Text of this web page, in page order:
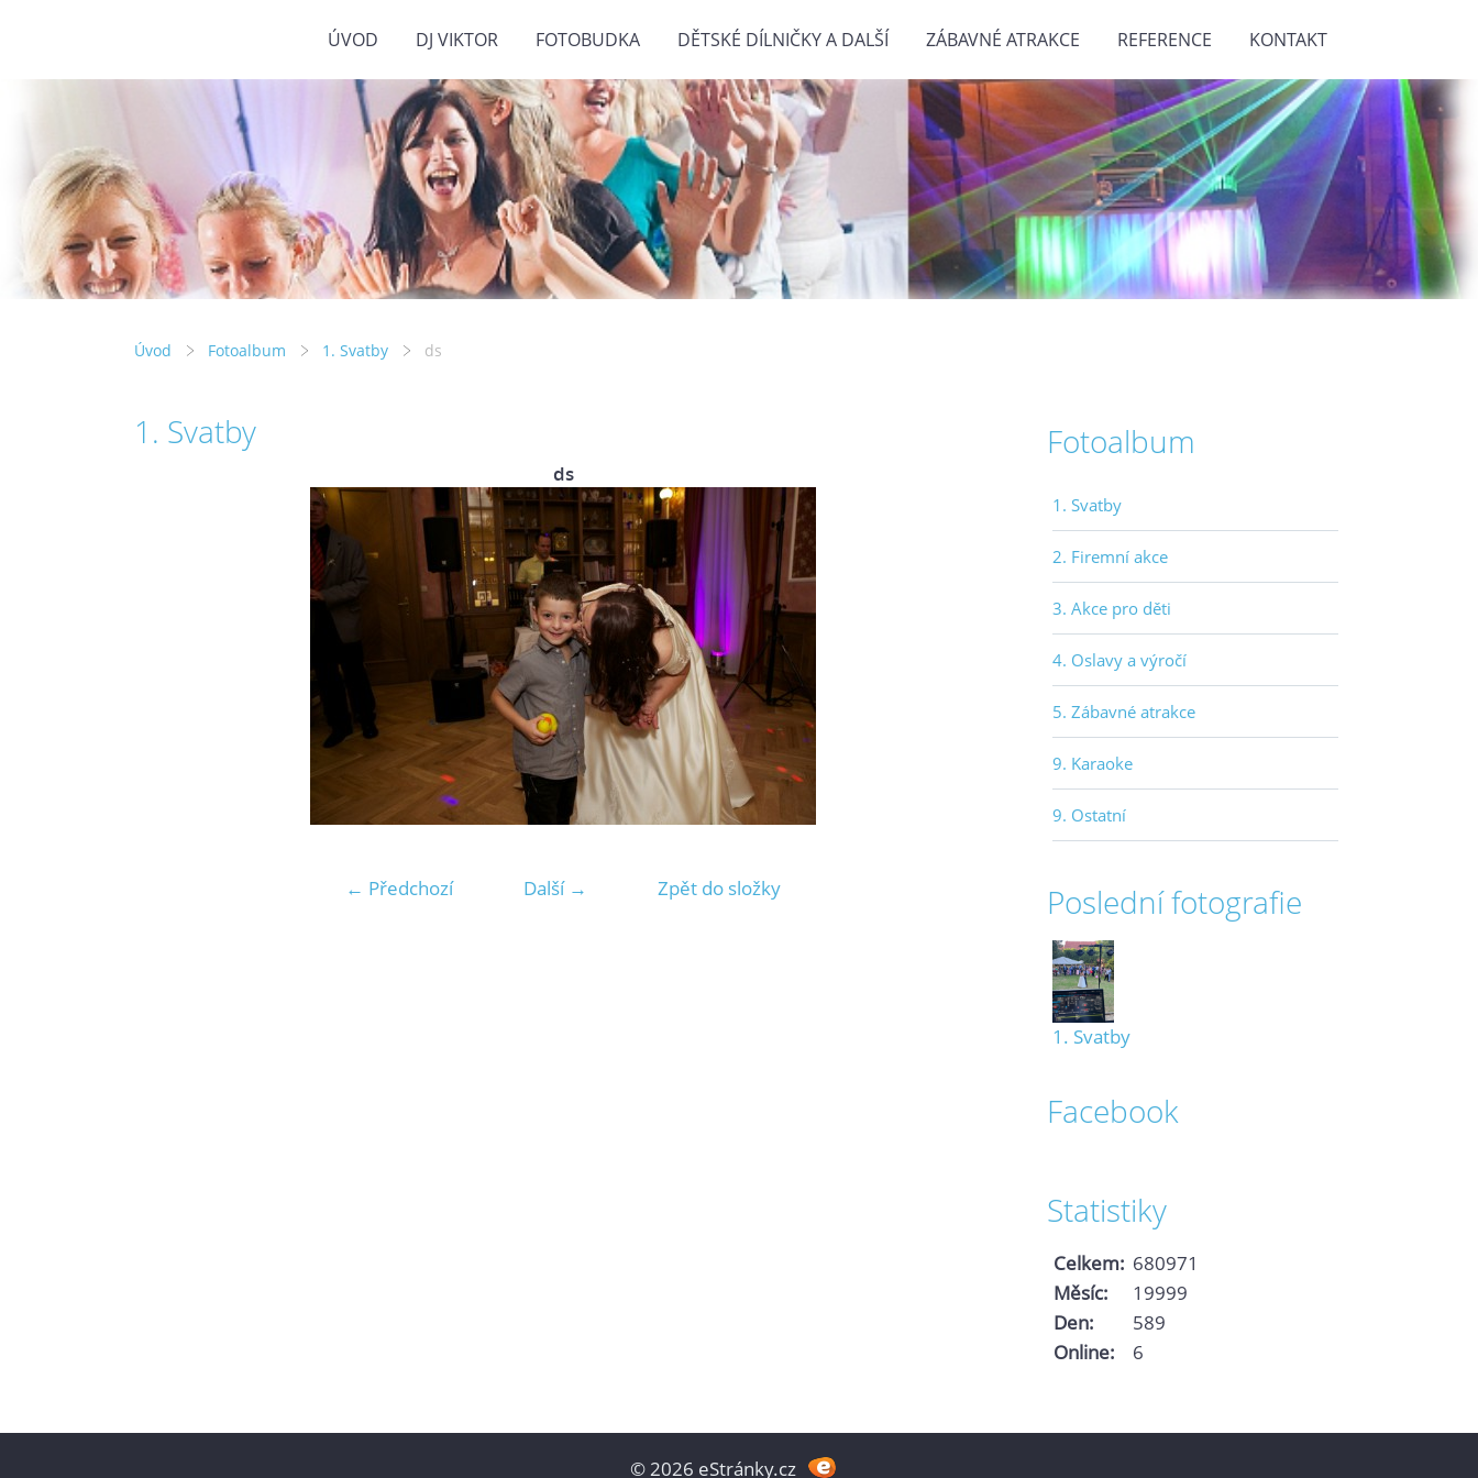
ÚVOD DJ VIKTOR FOTOBUDKA DĚTSKÉ DÍLNIČKY A DALŠÍ ZÁBAVNÉ ATRAKCE REFERENCE KONTAKT
Úvod Fotoalbum 1. Svatby ds
1. Svatby
ds
← Předchozí Další → Zpět do složky
Fotoalbum
1. Svatby
2. Firemní akce
3. Akce pro děti
4. Oslavy a výročí
5. Zábavné atrakce
9. Karaoke
9. Ostatní
Poslední fotografie
1. Svatby
Facebook
Statistiky
Online: 6
Celkem: 680971
Měsíc:
19999
Den:
589
© 2026 eStránky.cz